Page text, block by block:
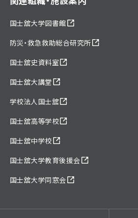
国士舘大学図書館
防災・救急救助総合研究所
国士舘史資料室
国士舘大講堂
学校法人国士舘
国士舘高等学校
国士舘中学校
国士舘大学教育後援会
国士舘大学同窓会